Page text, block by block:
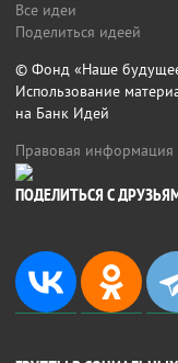
Все идеи
Поделиться идеей
© Фонд «Наше
Использование
на Банк Идей
Правовая информация
ПОДЕЛИТЬСЯ С